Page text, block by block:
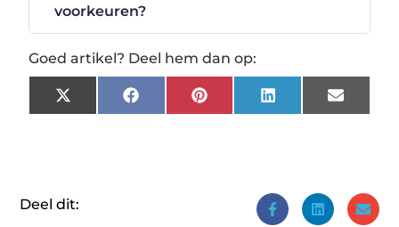
voorkeuren?
Goed artikel? Deel hem dan op:
X
(Twitter)
FacebookPinterestLinkedInEmail
Deel dit: